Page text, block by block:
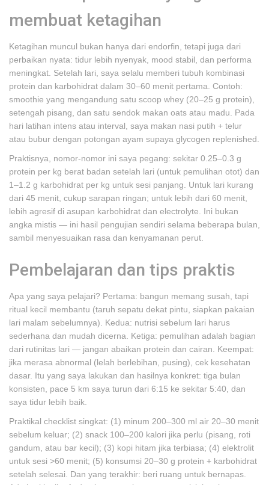
membuat ketagihan
Ketagihan muncul bukan hanya dari endorfin, tetapi juga dari
perbaikan nyata: tidur lebih nyenyak, mood stabil, dan performa
meningkat. Setelah lari, saya selalu memberi tubuh kombinasi
protein dan karbohidrat dalam 30–60 menit pertama. Contoh:
smoothie yang mengandung satu scoop whey (20–25 g protein),
setengah pisang, dan satu sendok makan oats atau madu. Pada
hari latihan intens atau interval, saya makan nasi putih + telur
atau bubur dengan potongan ayam supaya glycogen replenished.
Praktisnya, nomor-nomor ini saya pegang: sekitar 0.25–0.3 g
protein per kg berat badan setelah lari (untuk pemulihan otot) dan
1–1.2 g karbohidrat per kg untuk sesi panjang. Untuk lari kurang
dari 45 menit, cukup sarapan ringan; untuk lebih dari 60 menit,
lebih agresif di asupan karbohidrat dan electrolyte. Ini bukan
angka mistis — ini hasil pengujian sendiri selama beberapa bulan,
sambil menyesuaikan rasa dan kenyamanan perut.
Pembelajaran dan tips praktis
Apa yang saya pelajari? Pertama: bangun memang susah, tapi
ritual kecil membantu (taruh sepatu dekat pintu, siapkan pakaian
lari malam sebelumnya). Kedua: nutrisi sebelum lari harus
sederhana dan mudah dicerna. Ketiga: pemulihan adalah bagian
dari rutinitas lari — jangan abaikan protein dan cairan. Keempat:
jika merasa abnormal (lelah berlebihan, pusing), cek kesehatan
dasar. Itu yang saya lakukan dan hasilnya konkret: tiga bulan
konsisten, pace 5 km saya turun dari 6:15 ke sekitar 5:40, dan
saya tidur lebih baik.
Praktikal checklist singkat: (1) minum 200–300 ml air 20–30 menit
sebelum keluar; (2) snack 100–200 kalori jika perlu (pisang, roti
gandum, atau bar kecil); (3) kopi hitam jika terbiasa; (4) elektrolit
untuk sesi >60 menit; (5) konsumsi 20–30 g protein + karbohidrat
setelah selesai. Dan yang terakhir: beri ruang untuk bernapas.